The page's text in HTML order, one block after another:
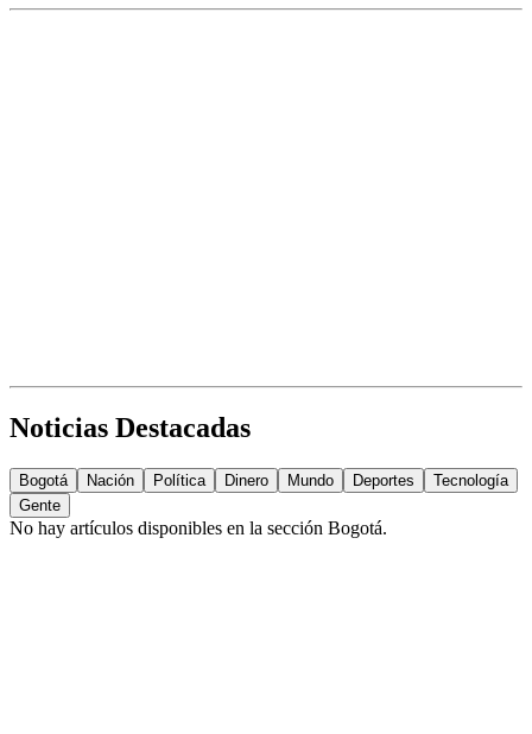
Noticias Destacadas
Bogotá Nación Política Dinero Mundo Deportes
Tecnología
Gente
No hay artículos disponibles en la sección Bogotá.